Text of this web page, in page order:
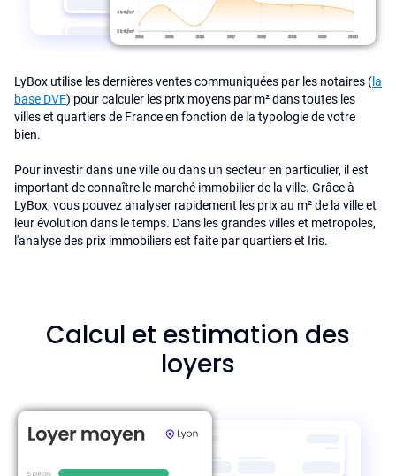
LyBox utilise les dernières ventes communiquées par les notaires (la
base DVF) pour calculer les prix moyens par m² dans toutes les
villes et quartiers de France en fonction de la typologie de votre
bien.
Pour investir dans une ville ou dans un secteur en particulier, il est
important de connaître le marché immobilier de la ville. Grâce à
LyBox, vous pouvez analyser rapidement les prix au m² de la ville et
leur évolution dans le temps. Dans les grandes villes et metropoles,
l'analyse des prix immobiliers est faite par quartiers et Iris.
Calcul et estimation des
loyers